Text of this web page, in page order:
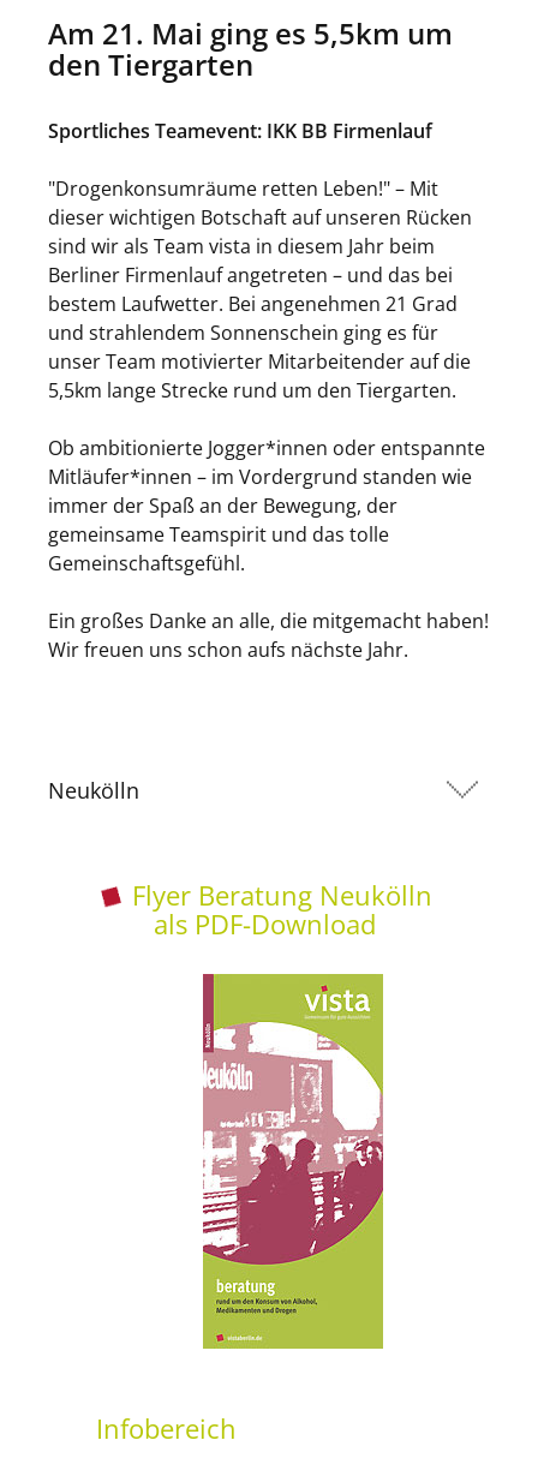
Am 21. Mai ging es 5,5km um
den Tiergarten
Sportliches Teamevent: IKK BB Firmenlauf
"Drogenkonsumräume retten Leben!" – Mit
dieser wichtigen Botschaft auf unseren Rücken
sind wir als Team vista in diesem Jahr beim
Berliner Firmenlauf angetreten – und das bei
bestem Laufwetter. Bei angenehmen 21 Grad
und strahlendem Sonnenschein ging es für
unser Team motivierter Mitarbeitender auf die
5,5km lange Strecke rund um den Tiergarten.
Ob ambitionierte Jogger*innen oder entspannte
Mitläufer*innen – im Vordergrund standen wie
immer der Spaß an der Bewegung, der
gemeinsame Teamspirit und das tolle
Gemeinschaftsgefühl.
Ein großes Danke an alle, die mitgemacht haben!
Wir freuen uns schon aufs nächste Jahr.
Neukölln
Flyer Beratung Neukölln
als PDF-Download
Infobereich